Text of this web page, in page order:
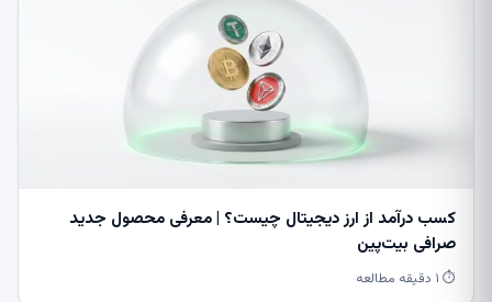
کسب درآمد از ارز دیجیتال چیست؟ | معرفی محصول جدید
صرافی بیت‌پین
⏱ ۱ دقیقه مطالعه